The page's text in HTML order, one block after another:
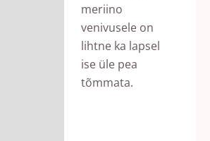
meriino
venivusele on
lihtne ka lapsel
ise üle pea
tõmmata.